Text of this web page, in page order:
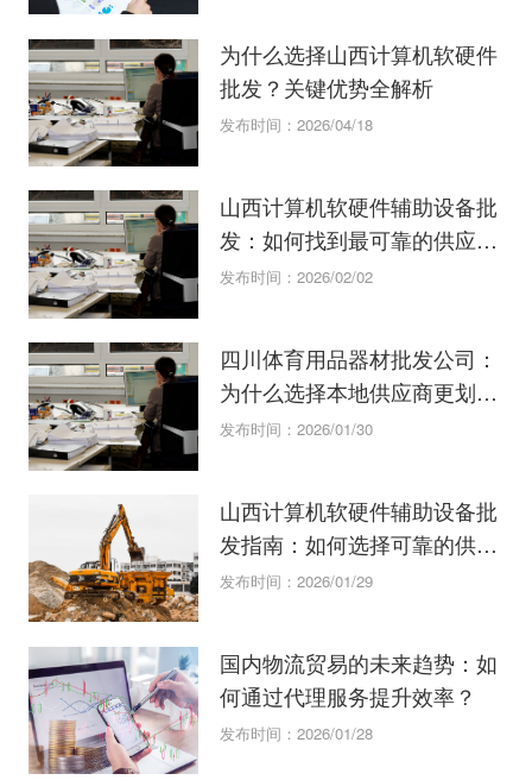
为什么选择山西计算机软硬件
批发？关键优势全解析
发布时间：2026/04/18
山西计算机软硬件辅助设备批
发：如何找到最可靠的供应
商？
发布时间：2026/02/02
四川体育用品器材批发公司：
为什么选择本地供应商更划
算？
发布时间：2026/01/30
山西计算机软硬件辅助设备批
发指南：如何选择可靠的供应
商？
发布时间：2026/01/29
国内物流贸易的未来趋势：如
何通过代理服务提升效率？
发布时间：2026/01/28